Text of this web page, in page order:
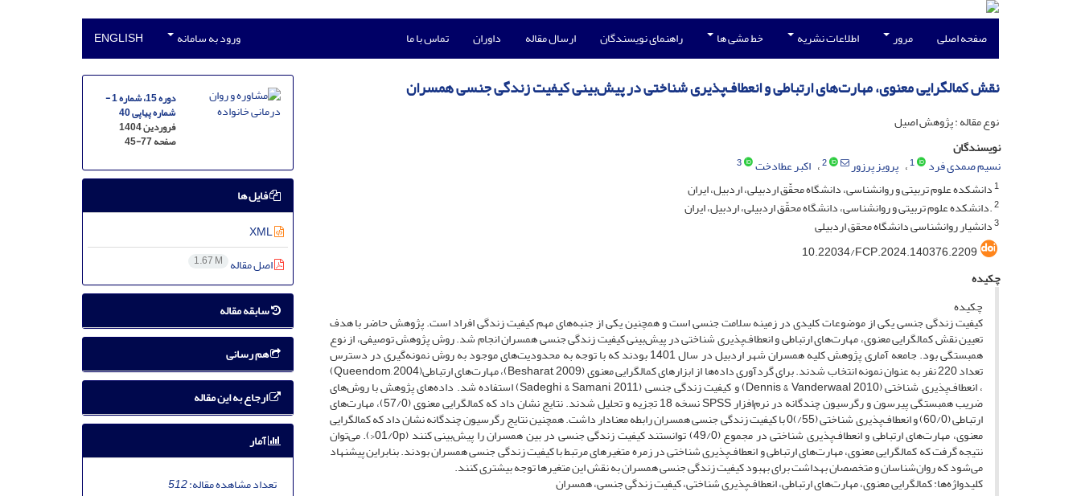
صفحه اصلی مرور اطلاعات نشریه خط مشی ها راهنمای نویسندگان ارسال مقاله داوران تماس با ما ورود به سامانه ENGLISH
نقش کمالگرایی معنوی، مهارت‌های ارتباطی و انعطاف‌پذیری شناختی در پیش‌بینی کیفیت زندگی جنسی همسران
نوع مقاله : پژوهش اصیل
نویسندگان
نسیم صمدی فرد
1 پرویز پرزور 2 اکبر عطادخت
3
1دانشکده علوم تربیتی و روانشناسی، دانشگاه محقّق اردبیلی، اردبیل، ایران
2.دانشکده علوم تربیتی و روانشناسی، دانشگاه محقّق اردبیلی، اردبیل، ایران
3دانشیار روانشناسی دانشگاه محقق اردبیلی
10.22034/FCP.2024.140376.2209
چکیده
چکیده
کیفیت زندگی جنسی یکی از موضوعات کلیدی در زمینه سلامت جنسی است و همچنین یکی از جنبه‌های مهم کیفیت زندگی افراد است. پژوهش حاضر با هدف
تعیین نقش کمالگرایی معنوی، مهارت‌های ارتباطی و انعطاف‌پذیری شناختی در پیش‌بینی کیفیت زندگی جنسی همسران انجام شد. روش پژوهش توصیفی، از نوع
همبستگی بود. جامعه آماری پژوهش کلیه همسران شهر اردبیل در سال 1401 بودند که با توجه به محدودیت‌های موجود به روش نمونه‌گیری در دسترس
تعداد 220 نفر به عنوان نمونه انتخاب شدند. برای گردآوری داده‌ها از ابزارهای کمالگرایی معنوی (Besharat, 2009)، مهارت‌های ارتباطی(Queendom, 2004)
، انعطاف‌پذیری شناختی (Dennis & Vanderwaal 2010) و کیفیت زندگی جنسی (Sadeghi & Samani, 2011) استفاده شد. داده‌‌های پژوهش با روش‌های‌
ضریب همبستگی پیرسون و رگرسیون چندگانه در نرم‌افزار SPSS نسخه 18 تجزیه و تحلیل شدند. نتایج نشان داد که کمالگرایی معنوی (57/0)، مهارت‌های
ارتباطی (60/0) و انعطاف‌پذیری شناختی (55/)0 با کیفیت زندگی جنسی همسران رابطه معنادار داشت. همچنین نتایج رگرسیون چندگانه نشان داد که کمالگرایی
معنوی، مهارت‌های ارتباطی و انعطاف‌پذیری شناختی در مجموع (49/0) توانستند کیفیت زندگی جنسی در بین همسران را پیش‌بینی کنند (01/0p<). می‌توان
نتیجه گرفت که کمالگرایی معنوی، مهارت‌های ارتباطی و انعطاف‌پذیری شناختی در زمره متغیرهای مرتبط با کیفیت زندگی جنسی همسران بودند. بنابراین پیشنهاد
می‌شود که روان‌شناسان و متخصصان بهداشت برای بهبود کیفیت زندگی جنسی همسران به نقش این متغیرها توجه بیشتری کنند.
کلیدواژه‌ها: کمالگرایی معنوی، مهارت‌های ارتباطی، انعطاف‌پذیری شناختی، کیفیت زندگی جنسی، همسران
دوره 15، شماره 1 -
شماره پیاپی 40
فروردین 1404
صفحه45-77
فایل ها
XML
اصل مقاله 1.67 M
سابقه مقاله
هم رسانی
ارجاع به این مقاله
آمار
تعداد مشاهده مقاله:512